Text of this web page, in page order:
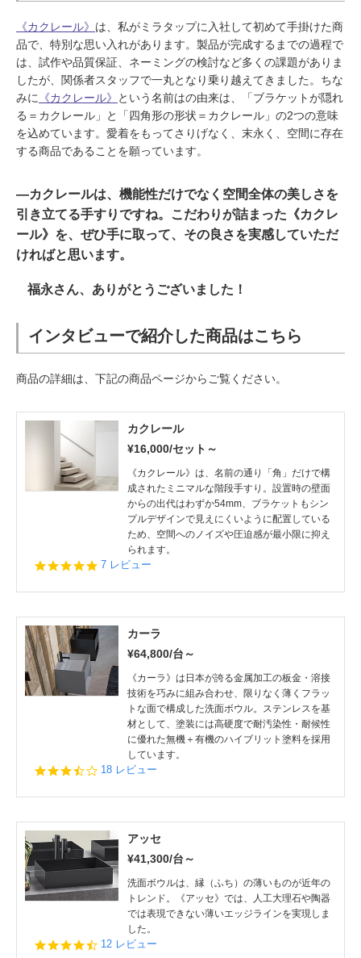
《カクレール》 は、私がミラタップに入社して初めて手掛けた商
品で、特別な思い入れがあります。製品が完成するまでの過程で
は、試作や品質保証、ネーミングの検討など多くの課題がありま
したが、関係者スタッフで一丸となり乗り越えてきました。ちな
みに
《カクレール》
という名前はの由来は、「ブラケットが隠れ
る＝カクレール」と「四角形の形状＝カクレール」の2つの意味
を込めています。愛着をもってさりげなく、末永く、空間に存在
する商品であることを願っています。
―カクレールは、機能性だけでなく空間全体の美しさを
引き立てる手すりですね。こだわりが詰まった《カクレ
ール》を、ぜひ手に取って、その良さを実感していただ
ければと思います。
福永さん、ありがとうございました！
インタビューで紹介した商品はこちら
商品の詳細は、下記の商品ページからご覧ください。
カクレール
¥16,000/セット～
《カクレール》は、名前の通り「角」だけで構
成されたミニマルな階段手すり。設置時の壁面
からの出代はわずか54mm、ブラケットもシン
プルデザインで見えにくいように配置している
ため、空間へのノイズや圧迫感が最小限に抑え
られます。
5.0
rating
7 レビュー
カーラ
¥64,800/台～
《カーラ》は日本が誇る金属加工の板金・溶接
技術を巧みに組み合わせ、限りなく薄くフラッ
トな面で構成した洗面ボウル。ステンレスを基
材として、塗装には高硬度で耐汚染性・耐候性
に優れた無機＋有機のハイブリット塗料を採用
しています。
3.4
rating
18 レビュー
アッセ
¥41,300/台～
洗面ボウルは、縁（ふち）の薄いものが近年の
トレンド。《アッセ》では、人工大理石や陶器
では表現できない薄いエッジラインを実現しま
した。
4.3
12 レビュー